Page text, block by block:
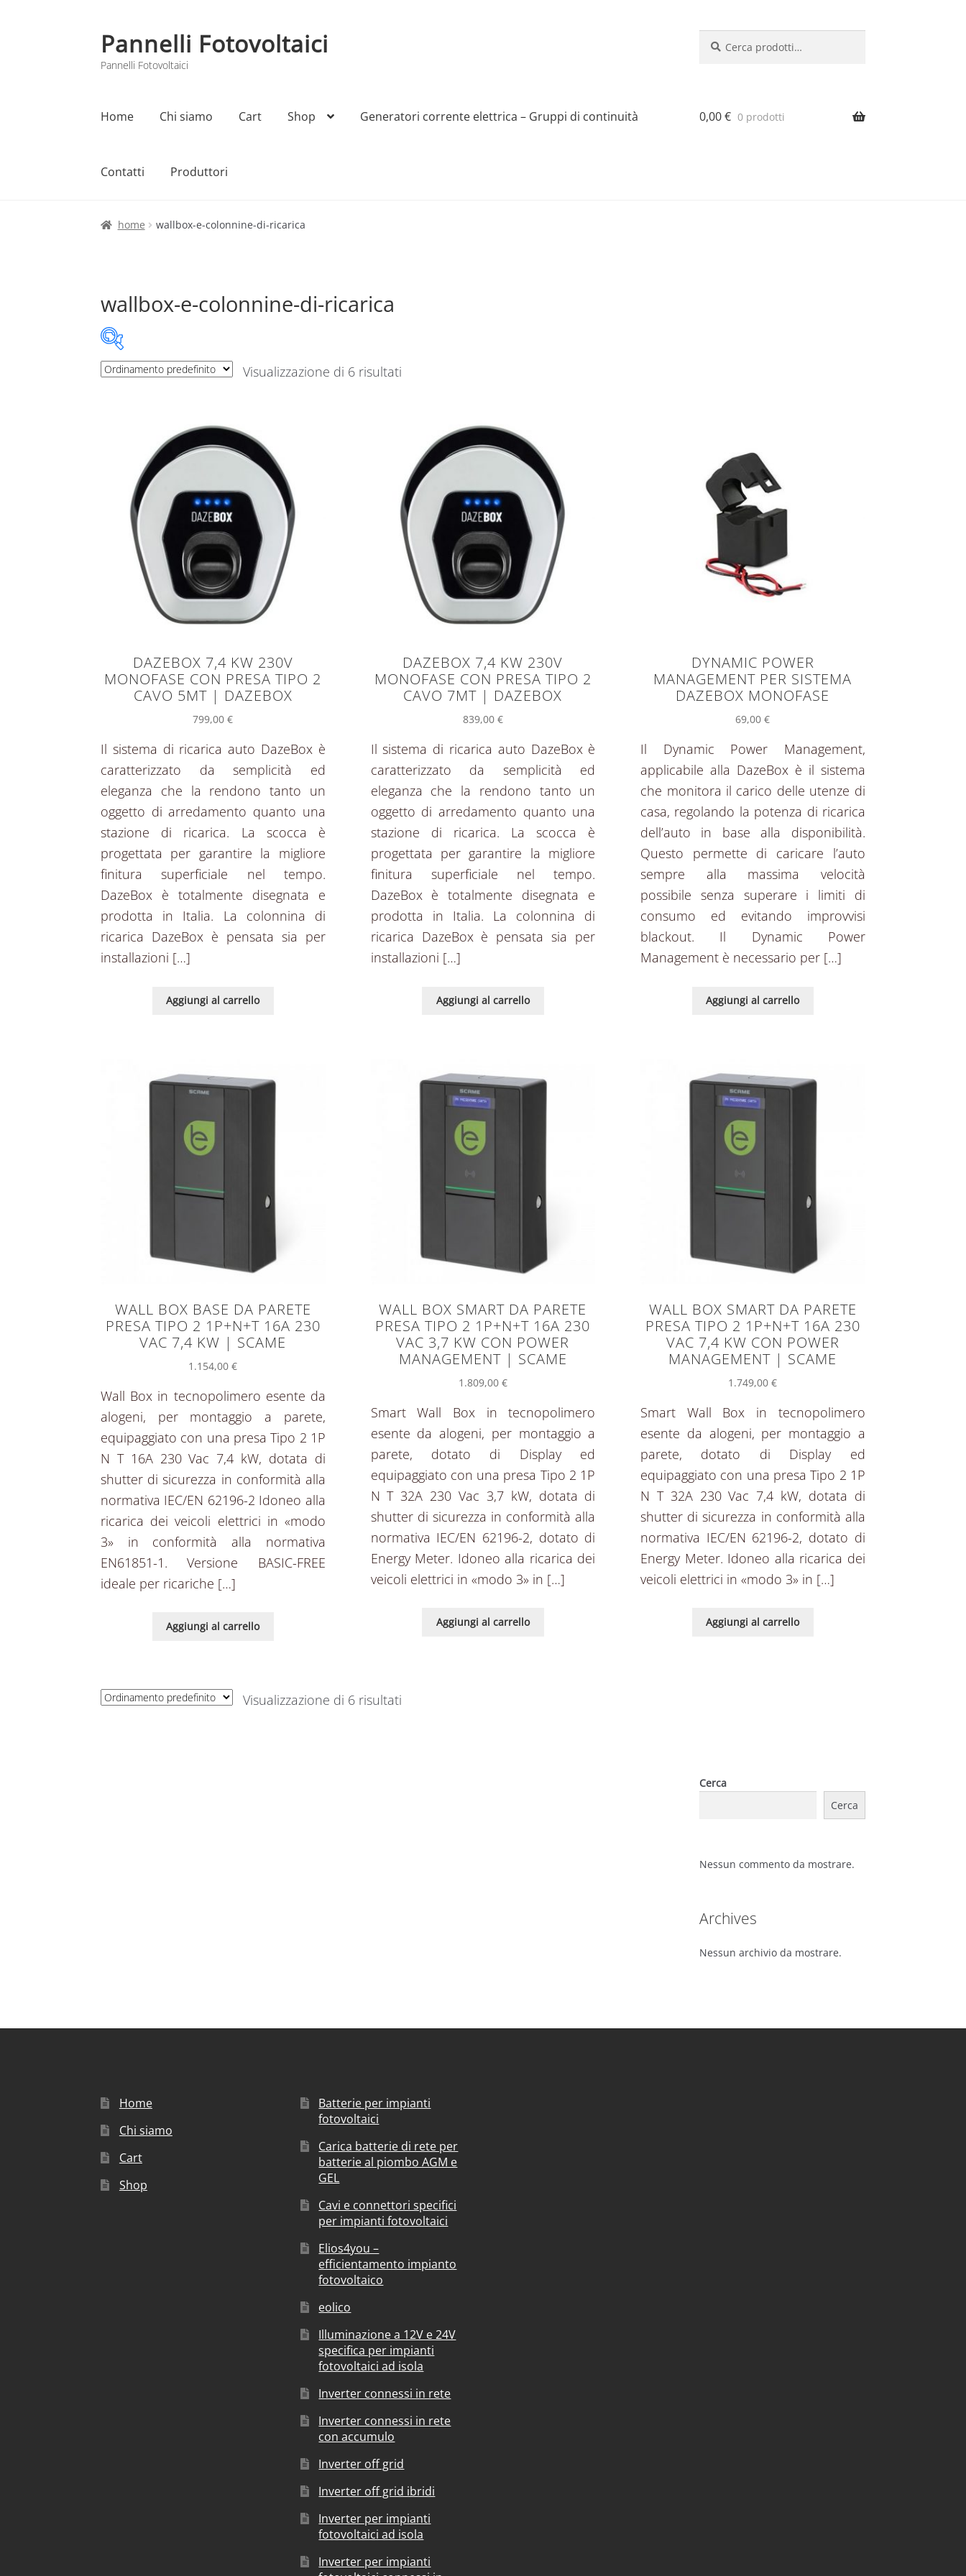
Vai
alla
navigazione
Vai
al
contenuto
Pannelli Fotovoltaici
Pannelli Fotovoltaici
Home Chi siamo Cart Shop Generatori corrente elettrica – Gruppi di continuità
Contatti Produttori
Home Cart Checkout Chi siamo Contatti
0,00€ 0 prodotti
home wallbox-e-colonnine-di-ricarica
wallbox-e-colonnine-di-ricarica
Visualizzazione di 6 risultati
DAZEBOX 7,4 KW 230V
MONOFASE CON PRESA TIPO 2
CAVO 5MT | DAZEBOX
799,00€
Il sistema di ricarica auto DazeBox è
caratterizzato da semplicità ed
eleganza che la rendono tanto un
oggetto di arredamento quanto una
stazione di ricarica. La scocca è
progettata per garantire la migliore
finitura superficiale nel tempo.
DazeBox è totalmente disegnata e
prodotta in Italia. La colonnina di
ricarica DazeBox è pensata sia per
installazioni […]
Aggiungi al carrello
DAZEBOX 7,4 KW 230V
MONOFASE CON PRESA TIPO 2
CAVO 7MT | DAZEBOX
839,00 €
Il sistema di ricarica auto DazeBox è
caratterizzato da semplicità ed
eleganza che la rendono tanto un
oggetto di arredamento quanto una
stazione di ricarica. La scocca è
progettata per garantire la migliore
finitura superficiale nel tempo.
DazeBox è totalmente disegnata e
prodotta in Italia. La colonnina di
ricarica DazeBox è pensata sia per
installazioni […]
Aggiungi al carrello
DYNAMIC POWER
MANAGEMENT PER SISTEMA
DAZEBOX MONOFASE
69,00€
Il Dynamic Power Management,
applicabile alla DazeBox è il sistema
che monitora il carico delle utenze di
casa, regolando la potenza di ricarica
dell’auto in base alla disponibilità.
Questo permette di caricare l’auto
sempre alla massima velocità
possibile senza superare i limiti di
consumo ed evitando improvvisi
blackout. Il Dynamic Power
Management è necessario per […]
Aggiungi al carrello
WALL BOX BASE DA PARETE
PRESA TIPO 2 1P+N+T 16A 230
VAC 7,4 KW | SCAME
1.154,00€
Wall Box in tecnopolimero esente da
alogeni, per montaggio a parete,
equipaggiato con una presa Tipo 2 1P
N T 16A 230 Vac 7,4 kW, dotata di
shutter di sicurezza in conformità alla
normativa IEC/EN 62196-2 Idoneo alla
ricarica dei veicoli elettrici in «modo
3» in conformità alla normativa
EN61851-1. Versione BASIC-FREE
ideale per ricariche […]
Aggiungi al carrello
WALL BOX SMART DA PARETE
PRESA TIPO 2 1P+N+T 16A 230
VAC 3,7 KW CON POWER
MANAGEMENT | SCAME
1.809,00 €
Smart Wall Box in tecnopolimero
esente da alogeni, per montaggio a
parete, dotato di Display ed
equipaggiato con una presa Tipo 2 1P
N T 32A 230 Vac 3,7 kW, dotata di
shutter di sicurezza in conformità alla
normativa IEC/EN 62196-2, dotato di
Energy Meter. Idoneo alla ricarica dei
veicoli elettrici in «modo 3» in […]
Aggiungi al carrello
WALL BOX SMART DA PARETE
PRESA TIPO 2 1P+N+T 16A 230
VAC 7,4 KW CON POWER
MANAGEMENT | SCAME
1.749,00€
Smart Wall Box in tecnopolimero
esente da alogeni, per montaggio a
parete, dotato di Display ed
equipaggiato con una presa Tipo 2 1P
N T 32A 230 Vac 7,4 kW, dotata di
shutter di sicurezza in conformità alla
normativa IEC/EN 62196-2, dotato di
Energy Meter. Idoneo alla ricarica dei
veicoli elettrici in «modo 3» in […]
Aggiungi al carrello
Visualizzazione di 6 risultati
Cerca
Cerca
Nessun commento da mostrare.
Archives
Nessun archivio da mostrare.
Home
Chi siamo
Cart
Shop
Batterie per impianti
fotovoltaici
Carica batterie di rete per
batterie al piombo AGM e
GEL
Cavi e connettori specifici
per impianti fotovoltaici
Elios4you –
efficientamento impianto
fotovoltaico
eolico
Illuminazione a 12V e 24V
specifica per impianti
fotovoltaici ad isola
Inverter connessi in rete
Inverter connessi in rete
con accumulo
Inverter off grid
Inverter off grid ibridi
Inverter per impianti
fotovoltaici ad isola
Inverter per impianti